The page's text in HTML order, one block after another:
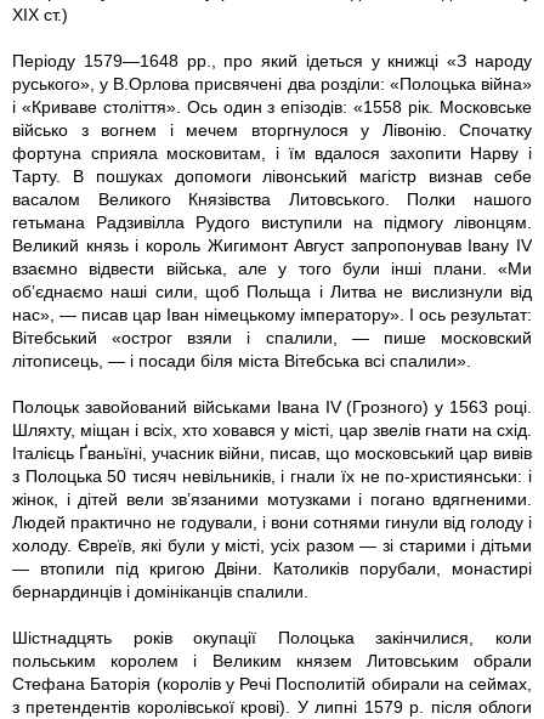
ХІХ ст.)
Періоду 1579—1648 рр., про який ідеться у книжці «З народу
руського», у В.Орлова присвячені два розділи: «Полоцька війна»
і «Криваве століття». Ось один з епізодів: «1558 рік. Московське
військо з вогнем і мечем вторгнулося у Лівонію. Спочатку
фортуна сприяла московитам, і їм вдалося захопити Нарву і
Тарту. В пошуках допомоги лівонський магістр визнав себе
васалом Великого Князівства Литовського. Полки нашого
гетьмана Радзивілла Рудого виступили на підмогу лівонцям.
Великий князь і король Жигимонт Август запропонував Івану IV
взаємно відвести війська, але у того були інші плани. «Ми
об’єднаємо наші сили, щоб Польща і Литва не вислизнули від
нас», — писав цар Іван німецькому імператору». І ось результат:
Вітебський «острог взяли і спалили, — пише московский
літописець, — і посади біля міста Вітебська всі спалили».
Полоцьк завойований військами Івана IV (Грозного) у 1563 році.
Шляхту, міщан і всіх, хто ховався у місті, цар звелів гнати на схід.
Італієць Ґваньїні, учасник війни, писав, що московський цар вивів
з Полоцька 50 тисяч невільників, і гнали їх не по-християнськи: і
жінок, і дітей вели зв’язаними мотузками і погано вдягненими.
Людей практично не годували, і вони сотнями гинули від голоду і
холоду. Євреїв, які були у місті, усіх разом — зі старими і дітьми
— втопили під кригою Двіни. Католиків порубали, монастирі
бернардинців і домініканців спалили.
Шістнадцять років окупації Полоцька закінчилися, коли
польським королем і Великим князем Литовським обрали
Стефана Баторія (королів у Речі Посполитій обирали на сеймах,
з претендентів королівської крові). У липні 1579 р. після облоги